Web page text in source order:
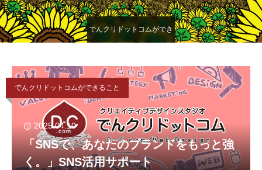
でんクリドットコムができ
でんクリドットコムができること
2025.04.10
「SNSで、あなたのブランドをもっと強
く。」SNS活用サポート